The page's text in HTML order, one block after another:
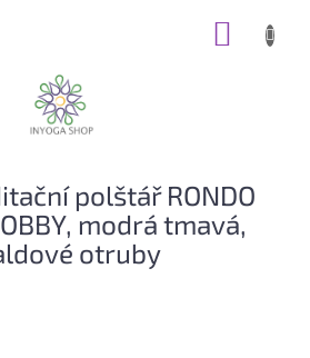
polštář RONDO
modrá tmavá,
otruby